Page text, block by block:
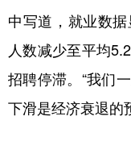
中写道，就业数
人数减少至平均
招聘停滞。“我们
下滑是经济衰退的